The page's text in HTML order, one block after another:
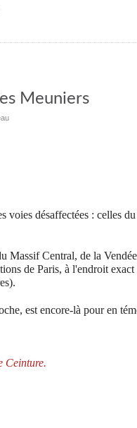
Meuniers
voies désaffectées : celles
Massif Central, de la
de Paris, à l'endroit
est encore-là pour en
Ceinture.